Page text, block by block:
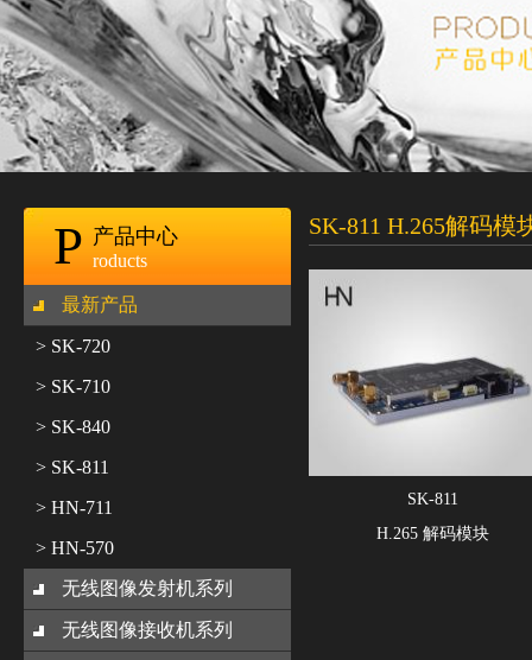
P 产品中心
roducts
最新产品
> SK-720
> SK-710
> SK-840
> SK-811
> HN-711
> HN-570
无线图像发射机系列
无线图像接收机系列
SK-811 H.265解码模
SK-811
H.265 解码模块